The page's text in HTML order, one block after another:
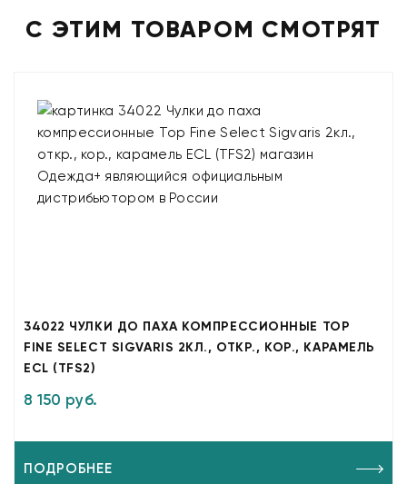
С ЭТИМ ТОВАРОМ СМОТРЯТ
34022 ЧУЛКИ ДО ПАХА КОМПРЕССИОННЫЕ TOP
FINE SELECT SIGVARIS 2КЛ., ОТКР., КОР., КАРАМЕЛЬ
ECL (TFS2)
8 150 руб.
ПОДРОБНЕЕ